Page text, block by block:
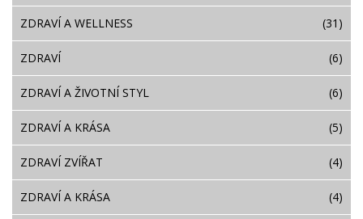
ZDRAVÍ A WELLNESS (31)
ZDRAVÍ (6)
ZDRAVÍ A ŽIVOTNÍ STYL (6)
ZDRAVÍ A KRÁSA (5)
ZDRAVÍ ZVÍŘAT (4)
ZDRAVÍ A KRÁSA (4)